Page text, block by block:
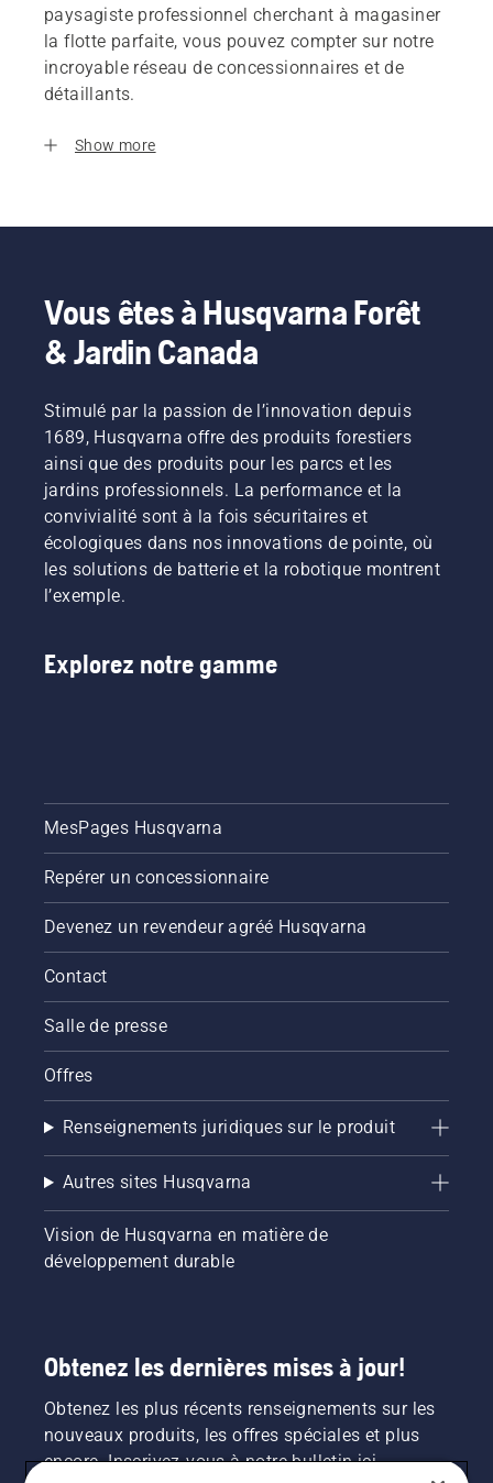
paysagiste professionnel cherchant à magasiner
la flotte parfaite, vous pouvez compter sur notre
incroyable réseau de concessionnaires et de
détaillants.
Show more
Vous êtes à Husqvarna Forêt
& Jardin Canada
Stimulé par la passion de l’innovation depuis
1689, Husqvarna offre des produits forestiers
ainsi que des produits pour les parcs et les
jardins professionnels. La performance et la
convivialité sont à la fois sécuritaires et
écologiques dans nos innovations de pointe, où
les solutions de batterie et la robotique montrent
l’exemple.
Explorez notre gamme
MesPages Husqvarna
Repérer un concessionnaire
Devenez un revendeur agréé Husqvarna
Contact
Salle de presse
Offres
Renseignements juridiques sur le produit
Autres sites Husqvarna
Vision de Husqvarna en matière de
développement durable
Obtenez les dernières mises à jour!
Obtenez les plus récents renseignements sur les
nouveaux produits, les offres spéciales et plus
encore. Inscrivez-vous à notre bulletin ici.